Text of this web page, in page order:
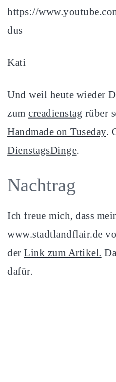
https://
dus
Kati
Und weil heute wieder
zum creadienstag rüber
Handmade on Tuseday.
DienstagsDinge.
Nachtrag
Ich freue mich, dass
www.stadtlandflair.de
der Link zum Artikel.
dafür.